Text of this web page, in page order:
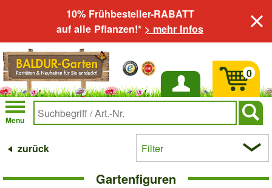
10% Frühbesteller-RABATT
auf alle Pflanzen!* > mehr Infos
Anmelden
Menu
0
zurück Filter
Gartenfiguren